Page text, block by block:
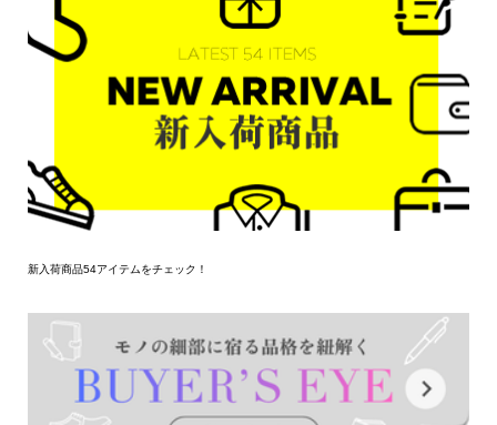
新入荷商品54アイテムをチェック！